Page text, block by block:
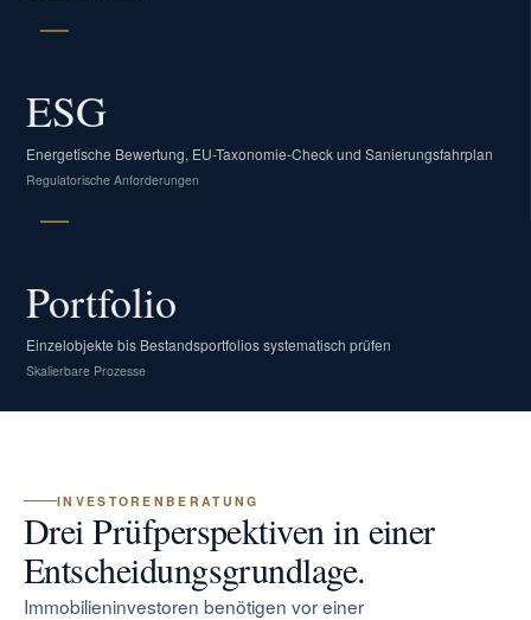
ESG
Energetische Bewertung, EU-Taxonomie-Check und Sanierungsfahrplan
Regulatorische Anforderungen
Portfolio
Einzelobjekte bis Bestandsportfolios systematisch prüfen
Skalierbare Prozesse
INVESTORENBERATUNG
Drei Prüfperspektiven in einer
Entscheidungsgrundlage.
Immobilieninvestoren benötigen vor einer